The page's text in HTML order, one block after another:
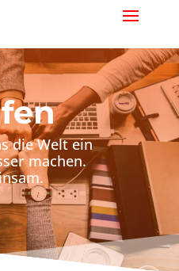
die Welt ein
machen.